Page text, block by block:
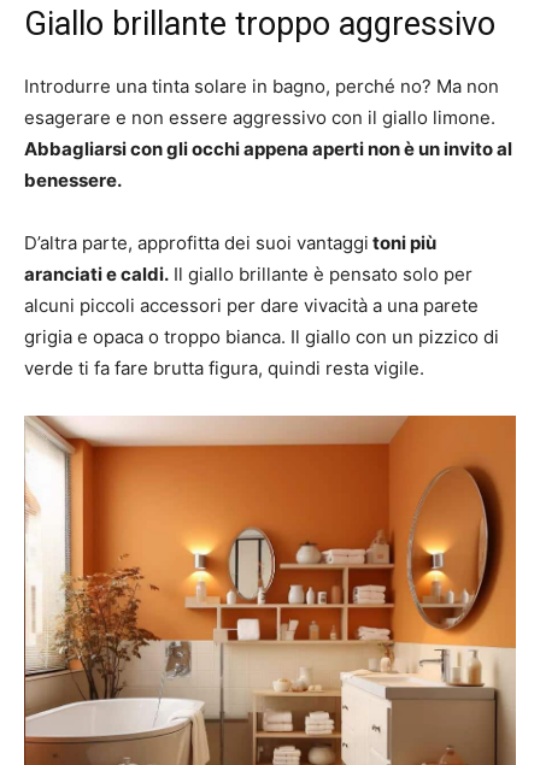
Giallo brillante troppo aggressivo
Introdurre una tinta solare in bagno, perché no? Ma non
esagerare e non essere aggressivo con il giallo limone.
Abbagliarsi con gli occhi appena aperti non è un invito al
benessere.
D’altra parte, approfitta dei suoi vantaggi toni più
aranciati e caldi. Il giallo brillante è pensato solo per
alcuni piccoli accessori per dare vivacità a una parete
grigia e opaca o troppo bianca. Il giallo con un pizzico di
verde ti fa fare brutta figura, quindi resta vigile.